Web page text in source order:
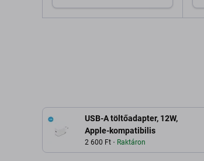
USB-A töltőadapter, 12W,
Apple-kompatibilis
2 600 Ft Raktáron